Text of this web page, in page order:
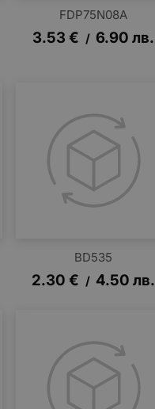
FDP75N08A
3.53 € / 6.90 лв.
BD535
2.30 € / 4.50 лв.